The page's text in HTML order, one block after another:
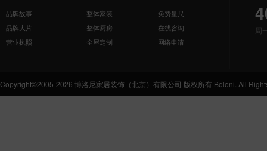
品牌故事
品牌大片
营业执照
整体家装
整体厨房
全屋定制
免费量尺
在线咨询
网络申请
周
Copyright©2005-2026 博洛尼家居装饰（北京）有限公司 版权所有 Boloni. All